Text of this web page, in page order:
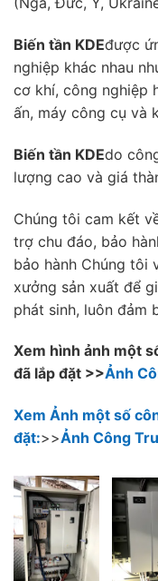
Biến tần KDEđược
nghiệp khác nhau
cơ khí, công nghiệp
ấn, máy công cụ và
Biến tần KDEdo
lượng cao và giá
Chúng tôi cam kết
trợ chu đáo, bảo
bảo hành Chúng tôi
xưởng sản xuất để
phát sinh, luôn đảm
Xem hình ảnh một
đã lắp đặt >>Ảnh
Xem Ảnh một số
đặt:>>Ảnh Công